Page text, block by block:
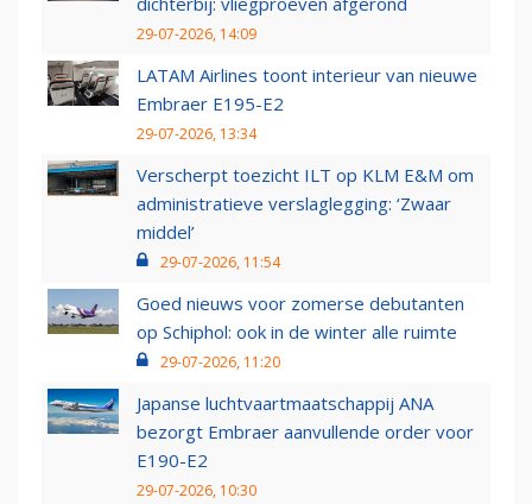
29-07-2026, 14:09
LATAM Airlines toont interieur van nieuwe
Embraer E195-E2
29-07-2026, 13:34
Verscherpt toezicht ILT op KLM E&M om
administratieve verslaglegging: ‘Zwaar
middel’
29-07-2026, 11:54
Goed nieuws voor zomerse debutanten
op Schiphol: ook in de winter alle ruimte
29-07-2026, 11:20
Japanse luchtvaartmaatschappij ANA
bezorgt Embraer aanvullende order voor
E190-E2
29-07-2026, 10:30